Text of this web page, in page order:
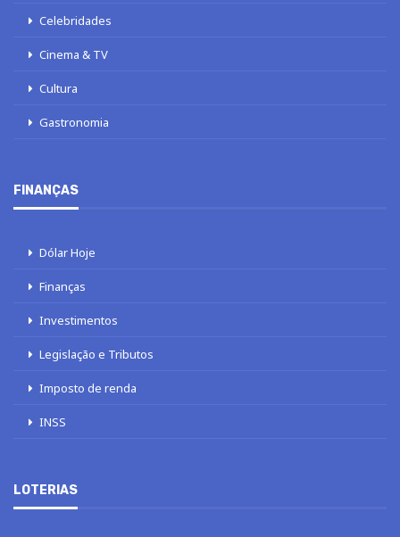
Celebridades
Cinema & TV
Cultura
Gastronomia
FINANÇAS
Dólar Hoje
Finanças
Investimentos
Legislação e Tributos
Imposto de renda
INSS
LOTERIAS